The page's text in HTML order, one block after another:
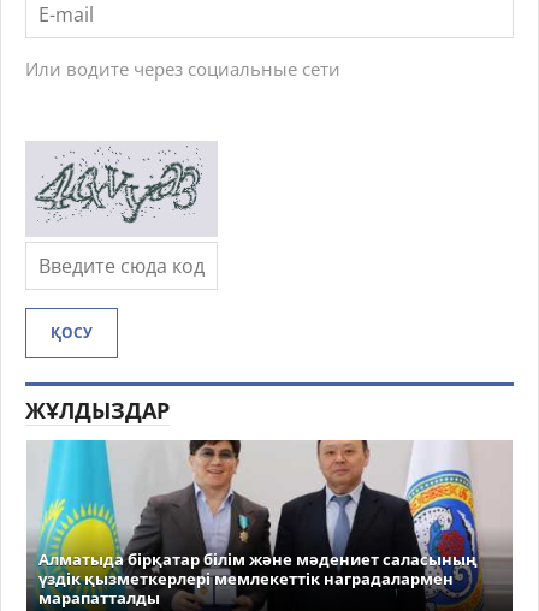
Или водите через социальные сети
ҚОСУ
ЖҰЛДЫЗДАР
Алматыда бірқатар білім және мәдениет саласының
үздік қызметкерлері мемлекеттік наградалармен
марапатталды